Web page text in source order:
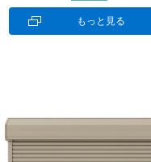
もっと見る